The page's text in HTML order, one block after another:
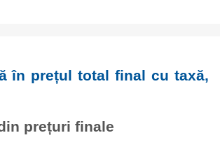
în prețul total final cu taxă,
prețuri finale